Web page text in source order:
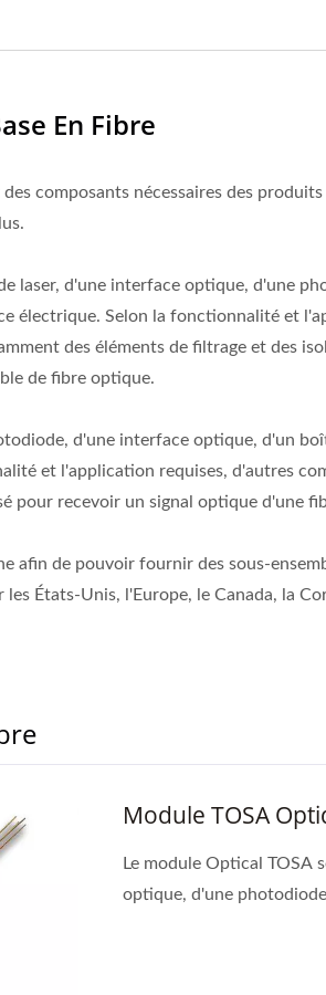
En Fibre
composants nécessaires des
laser, d'une interface optique, d'une
électrique. Selon la fonctionnalité et
des éléments de filtrage et des
de fibre optique.
d'une interface optique, d'un
et l'application requises, d'autres
pour recevoir un signal optique d'une
afin de pouvoir fournir des sous-
États-Unis, l'Europe, le Canada, la
Module TOSA
Le module Optical TOSA
optique, d'une